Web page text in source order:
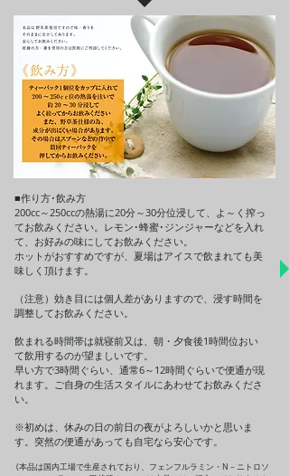
■作り方･飲み方
200cc～250ccの熱湯に20分～30分位浸して、よ～く搾っ
てお飲みください。レモン･蜂蜜･ジンジャーなどを入れ
て、お好みの味にしてお飲みください。
ホットがおすすめですが、夏場はアイスで飲まれても美
味しく頂けます。
（注意）効き目には個人差がありますので、浸す時間を
調整してお飲みください。
飲まれる時間帯は就寝前又は、朝・夕食後1時間位おい
て飲用するのが望ましいです。
早い方で3時間ぐらい、通常6～12時間ぐらいで便通が現
れます。ご自身の生活スタイルにあわせてお飲みくださ
い。
※初めは、休みの日の前日の夜がよろしいかと思いま
す。突然の便通があっても自宅なら安心です。
(本品は国内工場で生産されており、フェンフルラミン・N－ニトロソ